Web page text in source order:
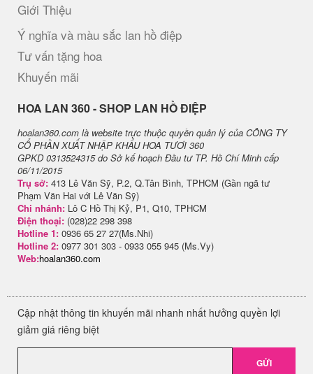
Giới Thiệu
Ý nghĩa và màu sắc lan hồ điệp
Tư vấn tặng hoa
Khuyến mãi
H​OA LAN 360 - SHOP LAN HỒ ĐIỆP
hoalan360.com là website trực thuộc quyền quản lý của CÔNG TY
CỔ PHẦN XUẤT NHẬP KHẨU HOA TƯƠI 360
GPKD 0313524315 do Sở kế hoạch Đầu tư TP. Hồ Chí Minh cấp
06/11/2015
Trụ sở: 413 Lê Văn Sỹ, P.2, Q.Tân Bình, TPHCM (Gần ngã tư
Phạm Văn Hai với Lê Văn Sỹ)
Chi nhánh: Lô C Hồ Thị Kỷ, P1, Q10, TPHCM
Điện thoại: (028)22 298 398
Hotline 1: 0936 65 27 27(Ms.Nhi)
Hotline 2: 0977 301 303 - 0933 055 945 (Ms.Vy)
Web:hoalan360.com
Cập nhật thông tin khuyến mãi nhanh nhất hưởng quyền lợi
giảm giá riêng biệt
GỬI